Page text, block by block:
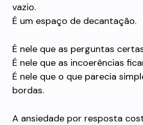
vazio.
É um espaço de decantação.
É nele que as perguntas
É nele que as incoerências
É nele que o que parecia
bordas.
A ansiedade por resposta